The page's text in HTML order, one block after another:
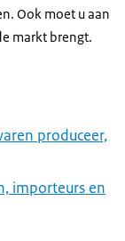
Ook moet u aan
markt brengt.
produceer,
importeurs en